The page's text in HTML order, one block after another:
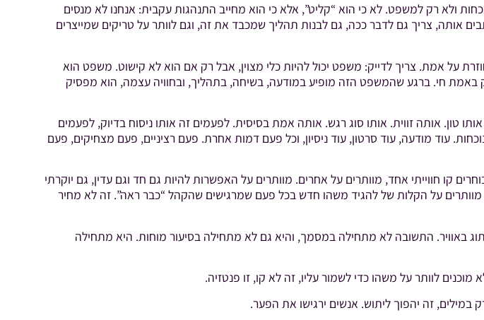
ולא רק למשפט. לא כי הוא “קליט”, אלא כי הוא מחייב התנהגות עקבית: אנחנו לא מנסים
אותה, צריך גם לדבר ככה, גם לבנות תהליך שמכבד את זה, וגם לוותר על טריקים שמייצרים
על אמת. צריך לדייק: משפט יכול להיות כלי מצוין, אבל רק אם הוא לא קישוט. משפט הוא
חי. ברגע שהמשפט הזה מופיע במודעה, בשיחה, בתהליך, ובחוויה עצמה, הוא מפסיק
טון. אותה זווית. אותו סוג רגש. אותה אמת בסיסית. לפעמים זה אותו ניסוח בדיוק, לפעמים
עוד מודעה, עוד סרטון, עוד ניסיון, וכל פעם דמות אחרת. פעם רציניים, פעם מצחיקים, פעם
קו חווייתי אחד, מוותרים על אחרים. מוותרים על האפשרות להיות גם חד וגם עדין, גם יוקרתי
מוותרים על הקלות של להגיד משהו חדש בכל פעם שמרגישים שהקהל “כבר ראה”. זה לא מחיר
באוויר. התשובה לא מתחילה במסמך, והיא גם לא מתחילה בסיעור מוחות. היא מתחילה
לוותר על משהו כדי לשמור עליו, זה לא קו, זו פנטזיה.
זה יהפוך ליתוש. אנשים ירגישו את הפער.